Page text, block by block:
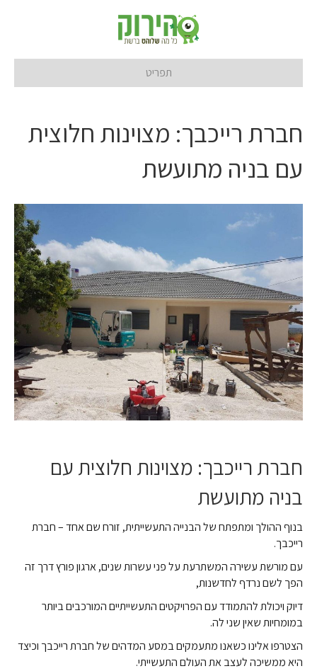
תפריט
חברת רייכבך: מצוינות חלוצית
עם בניה מתועשת
חברת רייכבך: מצוינות חלוצית עם
בניה מתועשת
בנוף ההולך ומתפתח של הבנייה התעשייתית, זורח שם אחד – חברת
רייכבך.
עם מורשת עשירה המשתרעת על פני עשרות שנים, ארגון פורץ דרך זה
הפך לשם נרדף לחדשנות,
דיוק ויכולת להתמודד עם הפרויקטים התעשייתיים המורכבים ביותר
במומחיות שאין שני לה.
הצטרפו אלינו כשאנו מתעמקים במסע המדהים של חברת רייכבך וכיצד
היא ממשיכה לעצב את העולם התעשייתי.